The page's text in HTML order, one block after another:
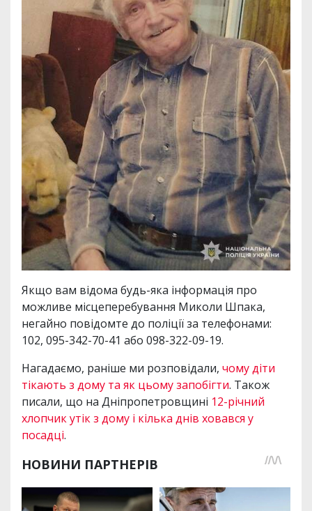
Якщо вам відома будь-яка інформація про
можливе місцеперебування Миколи Шпака,
негайно повідомте до поліції за телефонами:
102, 095-342-70-41 або 098-322-09-19.
Нагадаємо, раніше ми розповідали, чому діти
тікають з дому та як цьому запобігти. Також
писали, що на Дніпропетровщині 12-річний
хлопчик утік з дому і кілька днів ховався у
посадці.